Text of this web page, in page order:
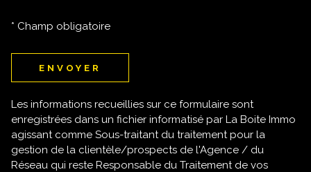
* Champ obligatoire
ENVOYER
Les informations recueillies sur ce formulaire sont
enregistrées dans un fichier informatisé par La Boite Immo
agissant comme Sous-traitant du traitement pour la
gestion de la clientèle/prospects de l'Agence / du
Réseau qui reste Responsable du Traitement de vos